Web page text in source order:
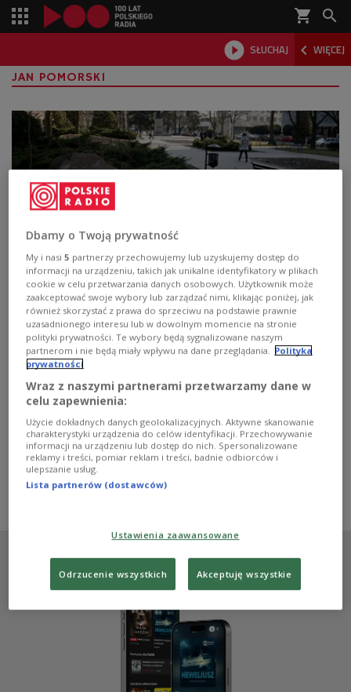
shopping_cart 
 SŁUCHAJ  WIĘCEJ

JAN POMORSKI
Uniwersytet Marii Curie-Skłodowskiej w
Lublinie ma już 80 lat. Innowacja jest
kobietą?
Uniwersytet Marii Curie-Skłodowskiej w Lublinie
obchodzi w tym roku jubileusz 80-lecia powstania. -
Nasza patronka jest wyjątkowa i faktycznie jest tak, że
mało uniwersytetów na świecie ma za patronki kobiety -
mówi w Programie 1 Polskiego Radia prof. Jan Pomorski
z UCMS.
Zobacz więcej na temat:Jakub Domoradzki
NAUKA
Maria Skłodowska-Curie
Uniwersytet Marii Curie-Skłodowskiej w Lublinie
UMCS
Anna Wyrwicka-Drewniak
Dbamy o Twoją prywatność
My i nasi5 partnerzy przechowujemy lub uzyskujemy dostęp do
informacji na urządzeniu, takich jak unikalne identyfikatory w plikach
cookie w celu przetwarzania danych osobowych. Użytkownik może
zaakceptować swoje wybory lub zarządzać nimi, klikając poniżej, jak
również skorzystać z prawa do sprzeciwu na podstawie prawnie
uzasadnionego interesu lub w dowolnym momencie na stronie
polityki prywatności. Te wybory będą sygnalizowane naszym
partnerom i nie będą miały wpływu na dane przeglądania. Polityka
prywatności
Wraz z naszymi partnerami przetwarzamy dane w
celu zapewnienia:
Użycie dokładnych danych geolokalizacyjnych. Aktywne skanowanie
charakterystyki urządzenia do celów identyfikacji. Przechowywanie
informacji na urządzeniu lub dostęp do nich. Spersonalizowane
reklamy i treści, pomiar reklam i treści, badnie odbiorców i
ulepszanie usług.
Lista partnerów (dostawców)
Ustawienia zaawansowane
Odrzucenie wszystkich Akceptuję wszystkie